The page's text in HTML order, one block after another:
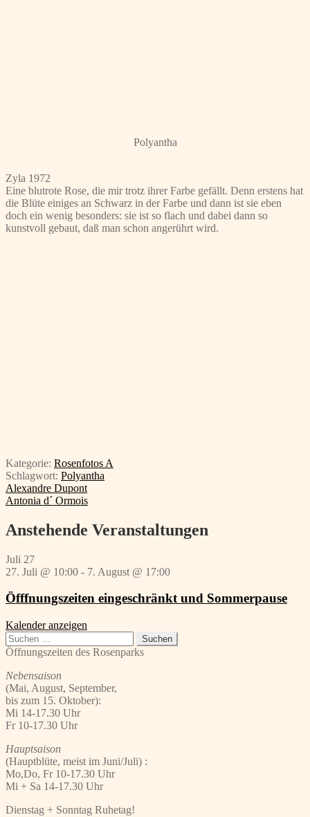
Polyantha
Zyla 1972
Eine blutrote Rose, die mir trotz ihrer Farbe gefällt. Denn erstens hat
die Blüte einiges an Schwarz in der Farbe und dann ist sie eben
doch ein wenig besonders: sie ist so flach und dabei dann so
kunstvoll gebaut, daß man schon angerührt wird.
Kategorie: Rosenfotos A
Schlagwort: Polyantha
Beitragsnavigation
Vorheriger
Beitrag:
Alexandre Dupont
Nächster
Antonia d´ Ormois
Anstehende Veranstaltungen
Juli 27
27. Juli @ 10:00 - 7. August @ 17:00
Öfffnungszeiten eingeschränkt und Sommerpause
Kalender anzeigen
Suchen
nach:
Öffnungszeiten des Rosenparks
Nebensaison
(Mai, August, September,
bis zum 15. Oktober):
Mi 14-17.30 Uhr
Fr 10-17.30 Uhr
Hauptsaison
(Hauptblüte, meist im Juni/Juli) :
Mo,Do, Fr 10-17.30 Uhr
Mi + Sa 14-17.30 Uhr
Dienstag + Sonntag Ruhetag!